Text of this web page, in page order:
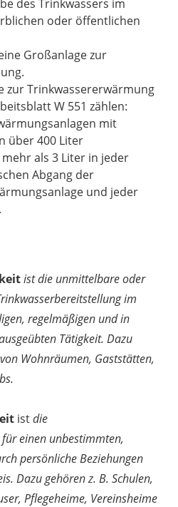
des Trinkwassers im
oder öffentlichen
Großanlage zur
zur Trinkwassererwärmung
W 551 zählen:
mit
über 400 Liter
als 3 Liter in jeder
Abgang der
und jeder
ist die unmittelbare oder
im
regelmäßigen und in
Tätigkeit. Dazu
Wohnräumen, Gaststätten,
istdie
einen unbestimmten,
persönliche Beziehungen
Dazu gehören z. B. Schulen,
Pflegeheime, Vereinsheime